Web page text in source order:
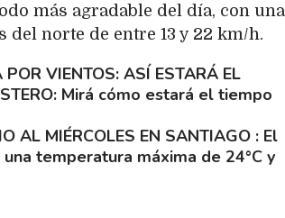
más agradable del día, con una
del norte de entre 13 y 22 km/h.
VIENTOS: ASÍ ESTARÁ EL
Mirá cómo estará el tiempo
AL MIÉRCOLES EN SANTIAGO
El
temperatura máxima de 24°C y